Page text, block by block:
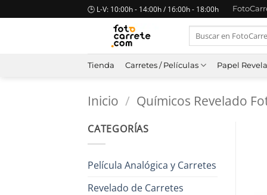
al
🕒 L-V: 10:00h - 14:00h / 16:00h - 18:00h
Buscar
Tienda Carretes / Películas Papel
Inicio / Químicos Revelado
CATEGORÍAS
Película Analógica y Carretes
Revelado de Carretes